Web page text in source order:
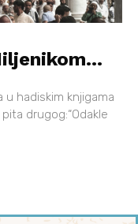
u hadiskim knjigama
drugog:“Odakle